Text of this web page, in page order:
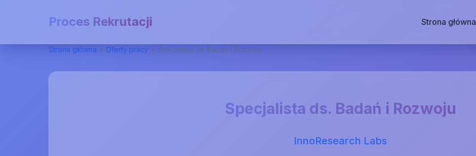
Proces Rekrutacji Strona główna
Strona główna > Oferty pracy > Specjalista ds. Badań i Rozwoju
Specjalista ds. Badań i Rozwoju
InnoResearch Labs